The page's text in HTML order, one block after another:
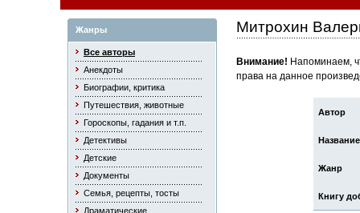
Жанры
Все авторы
Анекдоты
Биографии, критика
Путешествия, животные
Гороскопы, гадания и т.п.
Детективы
Детские
Документы
Семья, рецепты, тосты
Драматические
Митрохин
Внимание! Напоминаем,
права на данное
Автор
Название
Жанр
Книгу